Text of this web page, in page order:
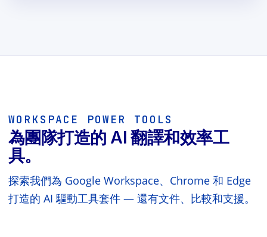
WORKSPACE POWER TOOLS
為團隊打造的 AI 翻譯和效率工
具。
探索我們為 Google Workspace、Chrome 和 Edge
打造的 AI 驅動工具套件 — 還有文件、比較和支援。